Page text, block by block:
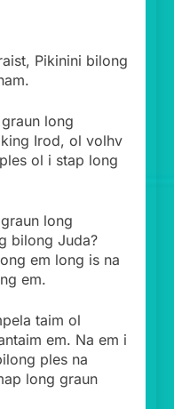
Pikinini bilong
long
Irod, ol volhv
ol i stap long
long
bilong Juda?
em long is na
em.
taim ol
em. Na em i
ples na
long graun